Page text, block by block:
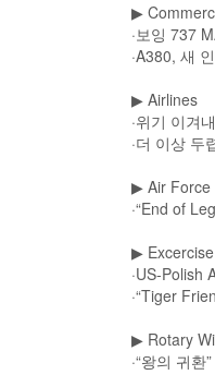
▶
·보잉 737
·A380, 새
▶ Airlines
·위기 이겨
·더 이상 두
▶ Air
·“End of
▶ Excercise
·US-Polish
·“Tiger
▶ Rotary
·“왕의 귀